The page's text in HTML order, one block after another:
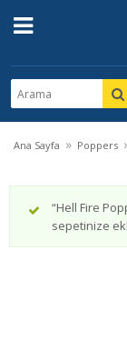
Ana Sayfa » Poppers
“Hell Fire
sepetinize